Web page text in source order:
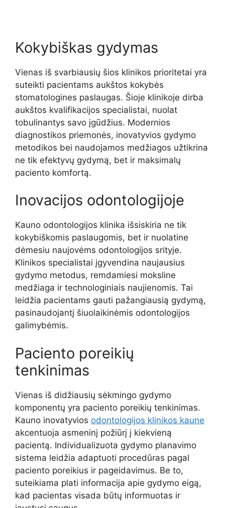
Kokybiškas gydymas
Vienas iš svarbiausių šios klinikos prioritetai yra
suteikti pacientams aukštos kokybės
stomatologines paslaugas. Šioje klinikoje dirba
aukštos kvalifikacijos specialistai, nuolat
tobulinantys savo įgūdžius. Modernios
diagnostikos priemonės, inovatyvios gydymo
metodikos bei naudojamos medžiagos užtikrina
ne tik efektyvų gydymą, bet ir maksimalų
paciento komfortą.
Inovacijos odontologijoje
Kauno odontologijos klinika išsiskiria ne tik
kokybiškomis paslaugomis, bet ir nuolatine
dėmesiu naujovėms odontologijos srityje.
Klinikos specialistai įgyvendina naujausius
gydymo metodus, remdamiesi moksline
medžiaga ir technologiniais naujienomis. Tai
leidžia pacientams gauti pažangiausią gydymą,
pasinaudojantį šiuolaikinėmis odontologijos
galimybėmis.
Paciento poreikių
tenkinimas
Vienas iš didžiausių sėkmingo gydymo
komponentų yra paciento poreikių tenkinimas.
Kauno inovatyvios odontologijos klinikos kaune
akcentuoja asmeninį požiūrį į kiekvieną
pacientą. Individualizuota gydymo planavimo
sistema leidžia adaptuoti procedūras pagal
paciento poreikius ir pageidavimus. Be to,
suteikiama plati informacija apie gydymo eigą,
kad pacientas visada būtų informuotas ir